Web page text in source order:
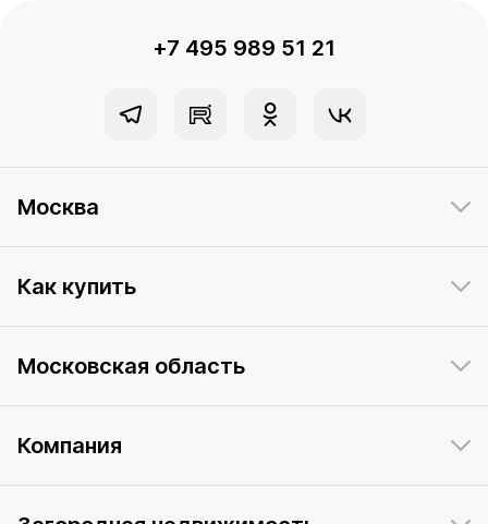
+7 495 989 51 21
Москва
Как купить
Московская область
Компания